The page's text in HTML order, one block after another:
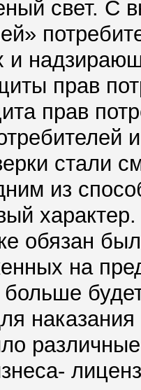
свет. С
прав
прав
стали
из
обязан
на